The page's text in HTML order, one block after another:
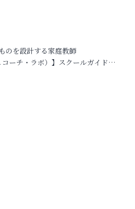
のを設計する家庭教師
ーチ・ラボ）】スクールガイド…